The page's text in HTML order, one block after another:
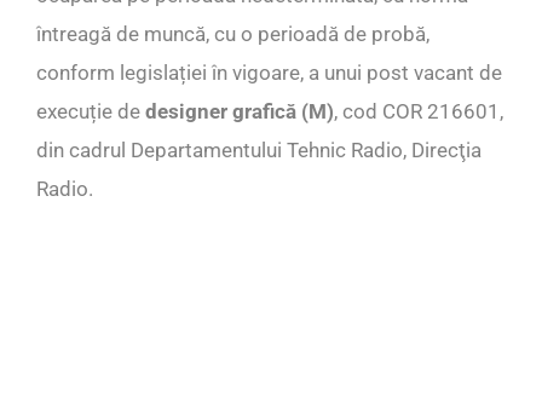
întreagă de muncă, cu o perioadă de probă,
conform legislației în vigoare, a unui post vacant de
execuție de designer grafică (M), cod COR 216601,
din cadrul Departamentului Tehnic Radio, Direcţia
Radio.